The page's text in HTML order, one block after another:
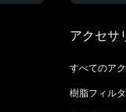
アクセサ
すべてのア
樹脂フィル